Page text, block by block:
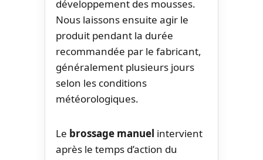
développement des mousses.
Nous laissons ensuite agir le
produit pendant la durée
recommandée par le fabricant,
généralement plusieurs jours
selon les conditions
météorologiques.
Le brossage manuel intervient
après le temps d’action du